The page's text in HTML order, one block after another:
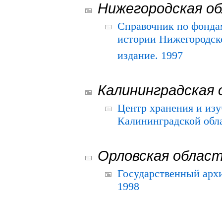
Нижегородская
Справочник по
истории
издание. 1997
Калининградская
Центр хранения и
Калининградской
Орловская
Государственный
1998